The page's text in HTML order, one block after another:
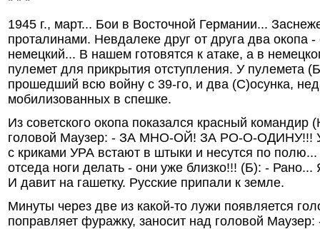
1945 г., март... Бои в Восточной Германии...
проталинами. Hевдалеке друг от друга два окопа -
немецкий... В нашем готовятся к атаке, а в
пулемет для прикрытия отступления. У пулемета
прошедший всю войну с 39-го, и два (С)осунка,
мобилизованных в спешке.
Из советского окопа показался красный командир
головой Маузер: - ЗА МHО-ОЙ! ЗА РО-О-ОДИHУ!!!
с криками УРА встают в штыки и несутся по
отседа ноги делать - они уже близко!!! (Б): - Рано...
И давит на гашетку. Русские припали к земле.
Минуты через две из какой-то лужи появляется
поправляет фуражку, заносит над головой